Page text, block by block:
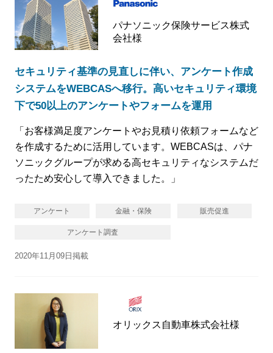
パナソニック保険サービス株式
会社様
セキュリティ基準の見直しに伴い、アンケート作成
システムをWEBCASへ移行。高いセキュリティ環境
下で50以上のアンケートやフォームを運用
「お客様満足度アンケートやお見積り依頼フォームなど
を作成するために活用しています。WEBCASは、パナ
ソニックグループが求める高セキュリティなシステムだ
ったため安心して導入できました。」
アンケート 金融・保険 販売促進
アンケート調査
2020年11月09日掲載
オリックス自動車株式会社様